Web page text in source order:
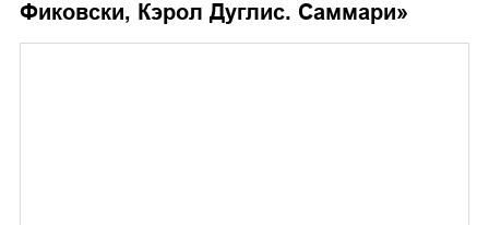
Фиковски, Кэрол Дуглис. Саммари»